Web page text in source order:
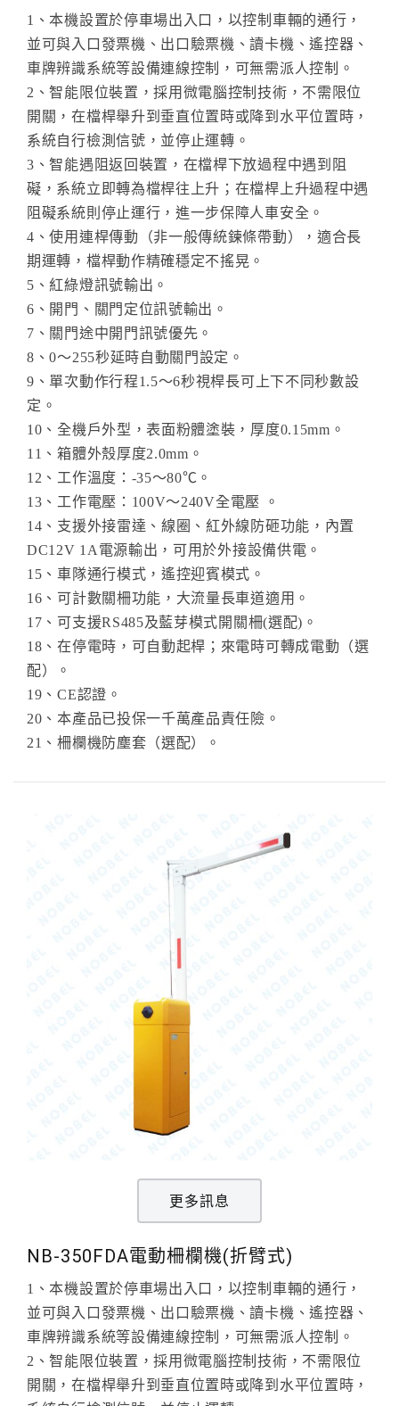
1、本機設置於停車場出入口，以控制車輛的通行，
並可與入口發票機、出口驗票機、讀卡機、遙控器、
車牌辨識系統等設備連線控制，可無需派人控制。
2、智能限位裝置，採用微電腦控制技術，不需限位
開關，在檔桿舉升到垂直位置時或降到水平位置時，
系統自行檢測信號，並停止運轉。
3、智能遇阻返回裝置，在檔桿下放過程中遇到阻
礙，系統立即轉為檔桿往上升；在檔桿上升過程中遇
阻礙系統則停止運行，進一步保障人車安全。
4、使用連桿傳動（非一般傳統鍊條帶動），適合長
期運轉，檔桿動作精確穩定不搖晃。
5、紅綠燈訊號輸出。
6、開門、關門定位訊號輸出。
7、關門途中開門訊號優先。
8、0～255秒延時自動關門設定。
9、單次動作行程1.5～6秒視桿長可上下不同秒數設
定。
10、全機戶外型，表面粉體塗裝，厚度0.15mm。
11、箱體外殼厚度2.0mm。
12、工作溫度：-35～80℃。
13、工作電壓：100V～240V全電壓 。
14、支援外接雷達、線圈、紅外線防砸功能，內置
DC12V 1A電源輸出，可用於外接設備供電。
15、車隊通行模式，遙控迎賓模式。
16、可計數關柵功能，大流量長車道適用。
17、可支援RS485及藍芽模式開關柵(選配)。
18、在停電時，可自動起桿；來電時可轉成電動（選
配）。
19、CE認證。
20、本產品已投保一千萬產品責任險。
21、柵欄機防塵套（選配）。
更多訊息
NB-350FDA電動柵欄機(折臂式)
1、本機設置於停車場出入口，以控制車輛的通行，
並可與入口發票機、出口驗票機、讀卡機、遙控器、
車牌辨識系統等設備連線控制，可無需派人控制。
2、智能限位裝置，採用微電腦控制技術，不需限位
開關，在檔桿舉升到垂直位置時或降到水平位置時，